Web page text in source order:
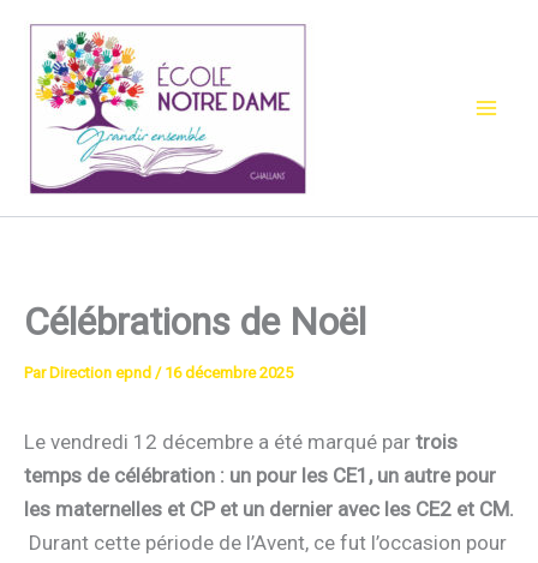
contenu
Célébrations de Noël
Par Direction epnd / 16 décembre 2025
Le vendredi 12 décembre a été marqué par trois
temps de célébration : un pour les CE1, un autre pour
les maternelles et CP et un dernier avec les CE2 et CM.
Durant cette période de l’Avent, ce fut l’occasion pour